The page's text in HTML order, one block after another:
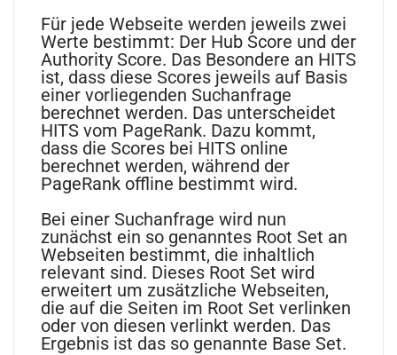
Für jede Webseite werden jeweils zwei
Werte bestimmt: Der Hub Score und der
Authority Score. Das Besondere an HITS
ist, dass diese Scores jeweils auf Basis
einer vorliegenden Suchanfrage
berechnet werden. Das unterscheidet
HITS vom PageRank. Dazu kommt,
dass die Scores bei HITS online
berechnet werden, während der
PageRank offline bestimmt wird.
Bei einer Suchanfrage wird nun
zunächst ein so genanntes Root Set an
Webseiten bestimmt, die inhaltlich
relevant sind. Dieses Root Set wird
erweitert um zusätzliche Webseiten,
die auf die Seiten im Root Set verlinken
oder von diesen verlinkt werden. Das
Ergebnis ist das so genannte Base Set.